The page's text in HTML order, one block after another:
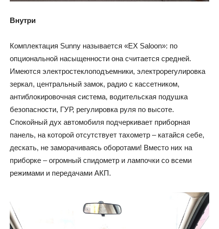
Внутри
Комплектация Sunny называется «EX Saloon»: по
опциональной насыщенности она считается средней.
Имеются электростеклоподъемники, электрорегулировка
зеркал, центральный замок, радио с кассетником,
антиблокировочная система, водительская подушка
безопасности, ГУР, регулировка руля по высоте.
Спокойный дух автомобиля подчеркивает приборная
панель, на которой отсутствует тахометр – катайся себе,
дескать, не заморачиваясь оборотами! Вместо них на
приборке – огромный спидометр и лампочки со всеми
режимами и передачами АКП.